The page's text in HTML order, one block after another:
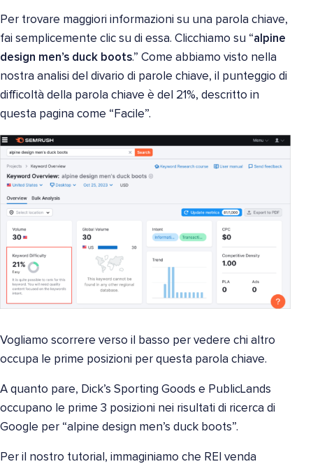
Per trovare maggiori informazioni su una parola chiave,
fai semplicemente clic su di essa. Clicchiamo su “alpine
design men’s duck boots.” Come abbiamo visto nella
nostra analisi del divario di parole chiave, il punteggio di
difficoltà della parola chiave è del 21%, descritto in
questa pagina come “Facile”.
Vogliamo scorrere verso il basso per vedere chi altro
occupa le prime posizioni per questa parola chiave.
A quanto pare, Dick’s Sporting Goods e PublicLands
occupano le prime 3 posizioni nei risultati di ricerca di
Google per “alpine design men’s duck boots”.
Per il nostro tutorial, immaginiamo che REI venda